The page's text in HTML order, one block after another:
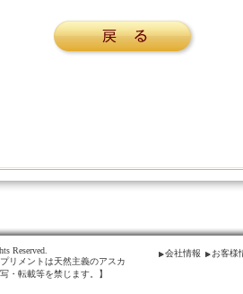
お客様
会社情報
Reserved.
リメントは天然主義のアスカ
・転載等を禁じます。】